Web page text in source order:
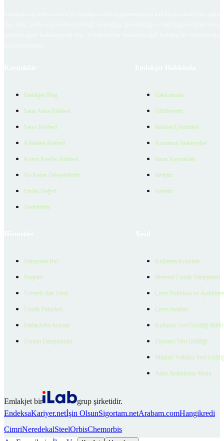
Emlakjet Blog
Satın Alma Rehberi
Satıcı Rehberi
Kiralama Rehberi
Konut Kredisi Rehberi
Ne Kadar Ödeyebilirim
Emlak Değeri
Verilerimiz
Hakkımızda
Ödüllerimiz
Reklam Çözümleri
Kurumsal Materyaller
İnsan Kaynakları
İletişim
Yardım
Danışman Bul
Projeler
Ücretsiz İlan Verin
Üyelik Paketleri
EmlakZeka Asistan
Uzman Danışmanlar
Kullanım Koşulları
Bireysel Üyelik Sözleşmesi
Çerez Politikası ve
Çerez Ayarları
Kullanıcı Veri Gizliliği
Ziyaretçi Veri Gizliliği
Müşteri Yetkilisi Veri
Aday Aydınlatma Metni
Emlakjet bir
grup şirketidir.
EndeksaKariyer.netİşin OlsunSigortam.netArabam.comHangikredi
CimriNeredekalSteelOrbisChemorbis